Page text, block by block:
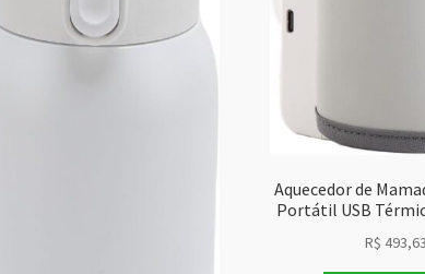
Aquecedor de
Portátil USB
R$ 493,63